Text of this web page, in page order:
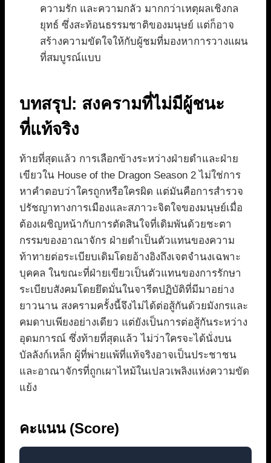
ความรัก และความกลัว มากกว่าเหตุผลเชิงกล
ยุทธ์ ซึ่งสะท้อนธรรมชาติของมนุษย์ แต่ก็อาจ
สร้างความขัดใจให้กับผู้ชมที่มองหาการวางแผน
ที่สมบูรณ์แบบ
บทสรุป: สงครามที่ไม่มีผู้ชนะ
ที่แท้จริง
ท้ายที่สุดแล้ว การเลือกข้างระหว่างฝ่ายดำและฝ่าย
เขียวใน House of the Dragon Season 2 ไม่ใช่การ
หาคำตอบว่าใครถูกหรือใครผิด แต่มันคือการสำรวจ
ปรัชญาทางการเมืองและสภาวะจิตใจของมนุษย์เมื่อ
ต้องเผชิญหน้ากับการตัดสินใจที่เดิมพันด้วยชะตา
กรรมของอาณาจักร ฝ่ายดำเป็นตัวแทนของความ
ท้าทายต่อระเบียบเดิมโดยอ้างอิงถึงเจตจำนงเฉพาะ
บุคคล ในขณะที่ฝ่ายเขียวเป็นตัวแทนของการรักษา
ระเบียบสังคมโดยยึดมั่นในจารีตปฏิบัติที่มีมาอย่าง
ยาวนาน สงครามครั้งนี้จึงไม่ได้ต่อสู้กันด้วยมังกรและ
คมดาบเพียงอย่างเดียว แต่ยังเป็นการต่อสู้กันระหว่าง
อุดมการณ์ ซึ่งท้ายที่สุดแล้ว ไม่ว่าใครจะได้นั่งบน
บัลลังก์เหล็ก ผู้ที่พ่ายแพ้ที่แท้จริงอาจเป็นประชาชน
และอาณาจักรที่ถูกเผาไหม้ในเปลวเพลิงแห่งความขัด
แย้ง
คะแนน (Score)